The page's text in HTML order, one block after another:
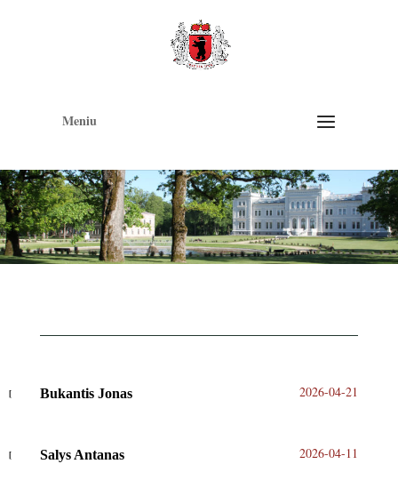
Meniu
Bukantis Jonas 2026-04-21
Salys Antanas 2026-04-11